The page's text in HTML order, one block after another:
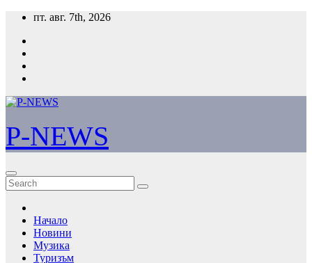
Skip
content
пт. авг. 7th, 2026
P-NEWS
Начало
Новини
Музика
Туризъм